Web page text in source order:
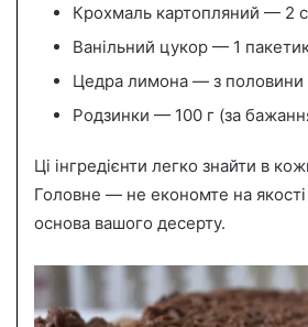
Крохмаль картопляний — 2
Ванільний цукор — 1
Цедра лимона — з половини
Родзинки — 100 г (за
Ці інгредієнти легко знайти в
Головне — не економте на якості
основа вашого десерту.